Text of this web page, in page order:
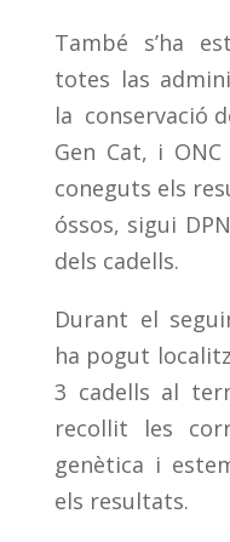
També s’ha
totes las
la conservació
Gen Cat, i
coneguts els
óssos, sigui
dels cadells.
Durant el
ha pogut
3 cadells al
recollit les
genètica i
els resultats.